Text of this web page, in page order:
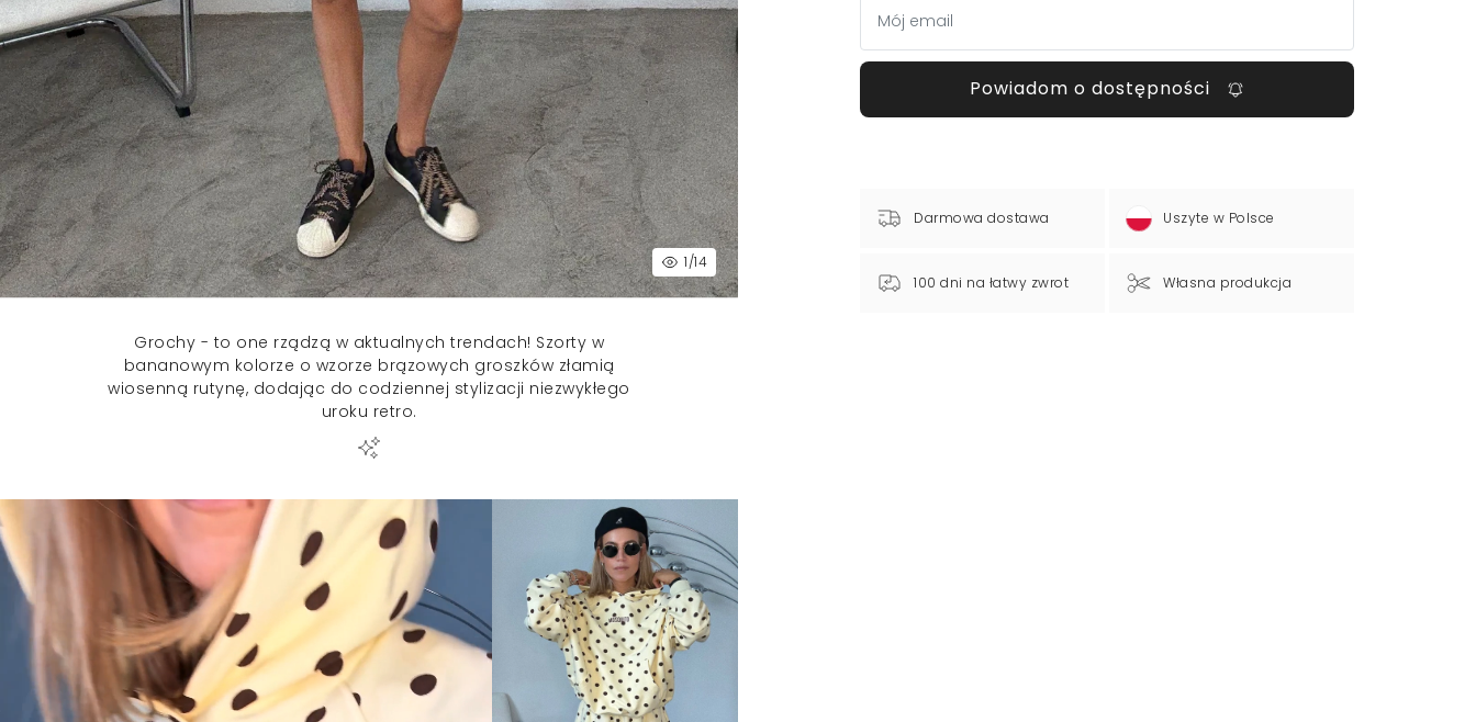
1/14
Grochy - to one rządzą w aktualnych trendach! Szorty w
bananowym kolorze o wzorze brązowych groszków złamią
wiosenną rutynę, dodając do codziennej stylizacji niezwykłego
uroku retro.
Powiadom o dostępności
Darmowa dostawa Uszyte w Polsce
100 dni na łatwy zwrot Własna produkcja